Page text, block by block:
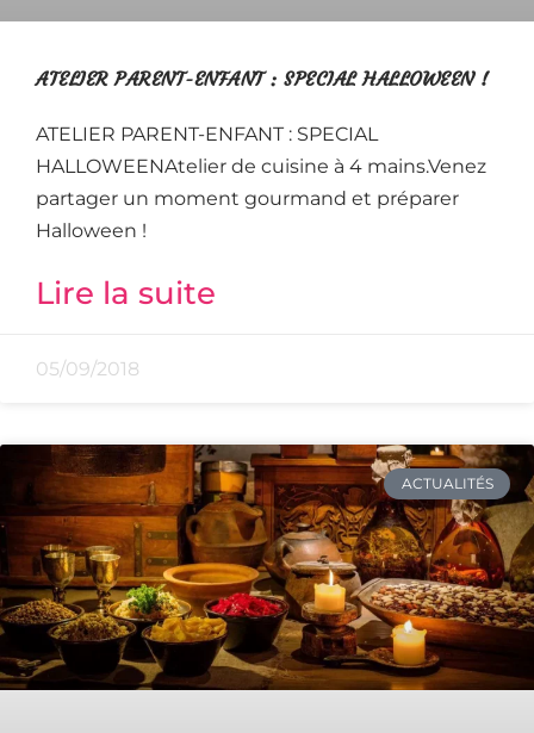
ATELIER PARENT-ENFANT : SPECIAL HALLOWEEN !
ATELIER PARENT-ENFANT : SPECIAL
HALLOWEENAtelier de cuisine à 4 mains.Venez
partager un moment gourmand et préparer
Halloween !
Lire la suite
05/09/2018
ACTUALITÉS